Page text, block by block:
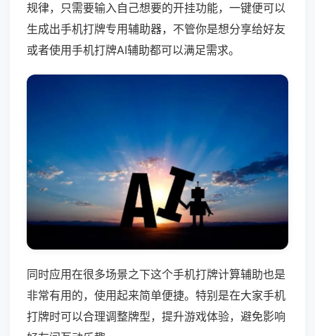
规律，只需要输入自己想要的开挂功能，一键便可以
生成出手机打牌专用辅助器，不管你是想分享给好友
或者使用手机打牌AI辅助都可以满足需求。
同时应用在很多场景之下这个手机打牌计算辅助也是
非常有用的，使用起来简单便捷。特别是在大家手机
打牌时可以合理调整牌型，提升游戏体验，避免影响